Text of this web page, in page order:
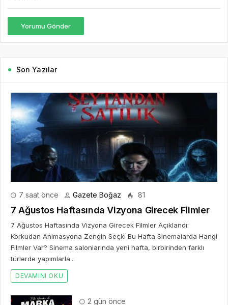
Yorumu Gönder
Son Yazılar
7 saat önce Gazete Boğaz 81
7 Ağustos Haftasında Vizyona Girecek Filmler
7 Ağustos Haftasında Vizyona Girecek Filmler Açıklandı:
Korkudan Animasyona Zengin Seçki Bu Hafta Sinemalarda Hangi
Filmler Var? Sinema salonlarında yeni hafta, birbirinden farklı
türlerde yapımlarla...
DEVAMINI OKU
2 gün önce